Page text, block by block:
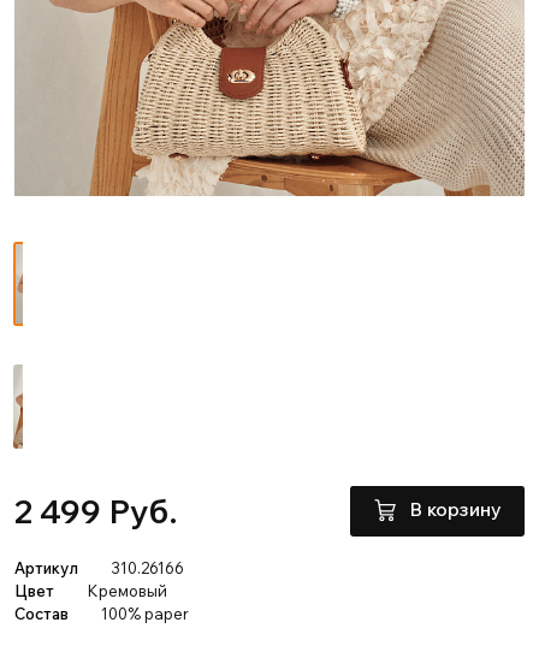
2 499 Руб. В корзину
Артикул
310.26166
Цвет
Кремовый
Состав
100% paper